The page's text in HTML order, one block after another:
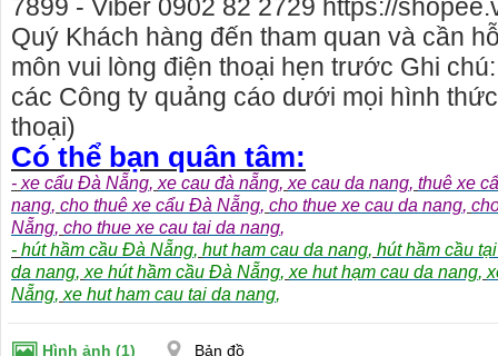
7899 - Viber 0902 82 2729 https://
Quý Khách hàng đến tham quan và cần
môn vui lòng điện thoại hẹn trước Ghi
các Công ty quảng cáo dưới mọi hình
thoại)
Có thể bạn quân tâm:
- xe cẩu Đà Nẵng, xe cau đà nẵng, xe cau da nang, thuê xe
nang, cho thuê xe cẩu Đà Nẵng, cho thue xe cau da nang,
Nẵng, cho thue xe cau tai da nang,
- hút hầm cầu Đà Nẵng, hut ham cau da nang, hút hầm cầu
da nang, xe hút hầm cầu Đà Nẵng, xe hut hạm cau da nang,
Nẵng, xe hut ham cau tai da nang,
Hình ảnh (1) Bản đồ
thuê xe máy ở
tại Tuy Hòa - Phú Yên.